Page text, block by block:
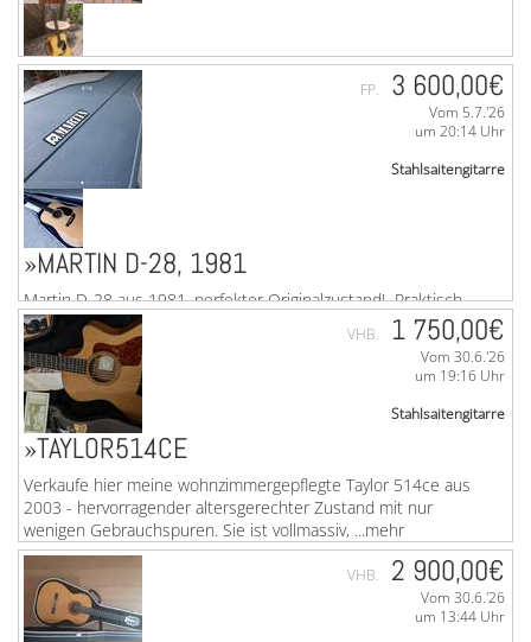
»C.F. MARTIN D-18 (2025)
Biete eine neue ungespielte D-18. Auch ein Klassiker kann
noch weiter verbessert werden! Das bewies Martin im Jahre
2025 mit einem Update der D-18. Die ...mehr
FP. 3 600,00€
Vom 5.7.'26
um 20:14 Uhr
Stahlsaitengitarre
»MARTIN D-28, 1981
Martin D-28 aus 1981, perfekter Originalzustand! Praktisch
keine wirklichen Gebrauchsspuren, alles original, blauer
Koffer ebenfalls in wohnzimmergepflegten ...mehr
VHB. 1 750,00€
Vom 30.6.'26
um 19:16 Uhr
Stahlsaitengitarre
»TAYLOR514CE
Verkaufe hier meine wohnzimmergepflegte Taylor 514ce aus
2003 - hervorragender altersgerechter Zustand mit nur
wenigen Gebrauchspuren. Sie ist vollmassiv, ...mehr
VHB. 2 900,00€
Vom 30.6.'26
um 13:44 Uhr